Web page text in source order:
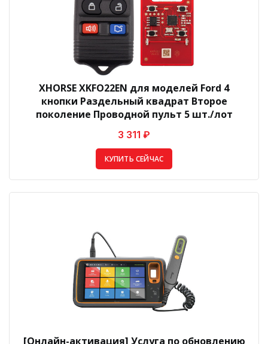
XHORSE XKFO22EN для моделей Ford 4
кнопки Раздельный квадрат Второе
поколение Проводной пульт 5 шт./лот
3 311 ₽
КУПИТЬ СЕЙЧАС
[Онлайн-активация] Услуга по обновлению